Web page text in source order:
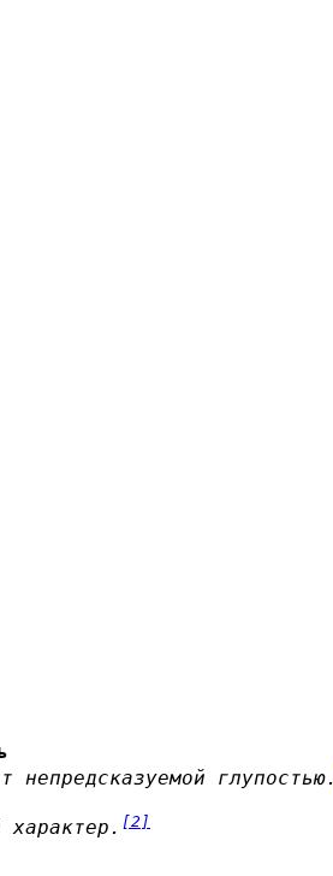
глупостью.
[2]